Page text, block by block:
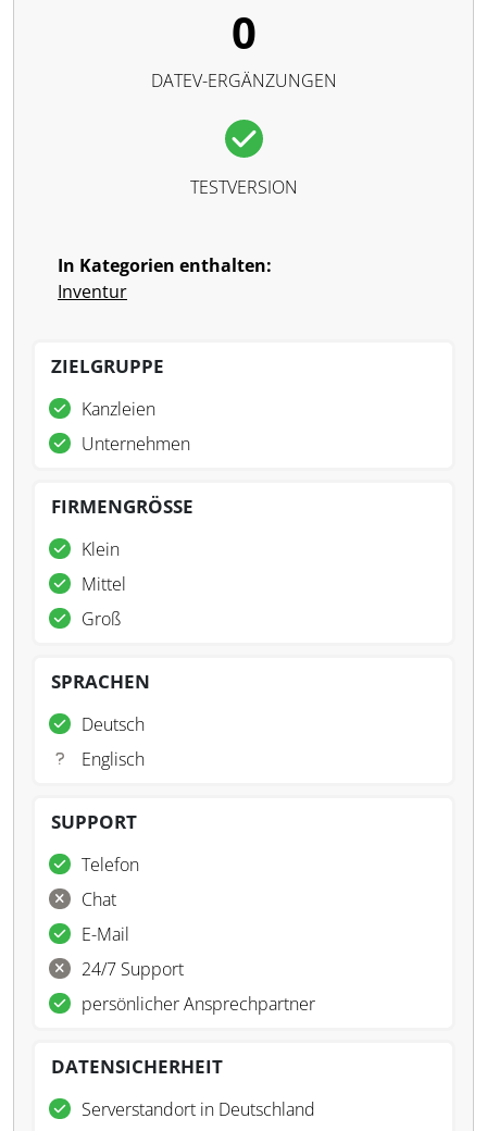
0
DATEV-ERGÄNZUNGEN
TESTVERSION
In Kategorien enthalten:
Inventur
ZIELGRUPPE
Kanzleien
Unternehmen
FIRMENGRÖSSE
Klein
Mittel
Groß
SPRACHEN
Deutsch
Englisch
SUPPORT
Telefon
Chat
E-Mail
24/7 Support
persönlicher Ansprechpartner
DATENSICHERHEIT
Serverstandort in Deutschland